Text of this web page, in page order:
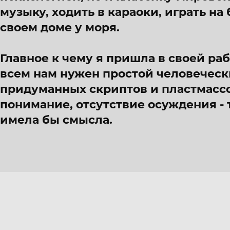
музыку, ходить в караоки, играть
своем доме у моря.
Главное к чему я пришла в своей
всем нам нужен простой
придуманных скриптов и
понимание, отсутствие осуждения -
имела бы смысла.